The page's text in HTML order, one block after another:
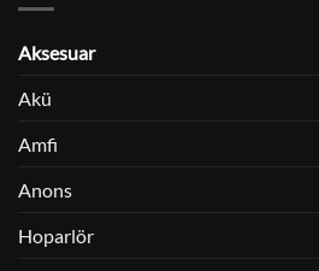
Aksesuar
Akü
Amfi
Anons
Hoparlör